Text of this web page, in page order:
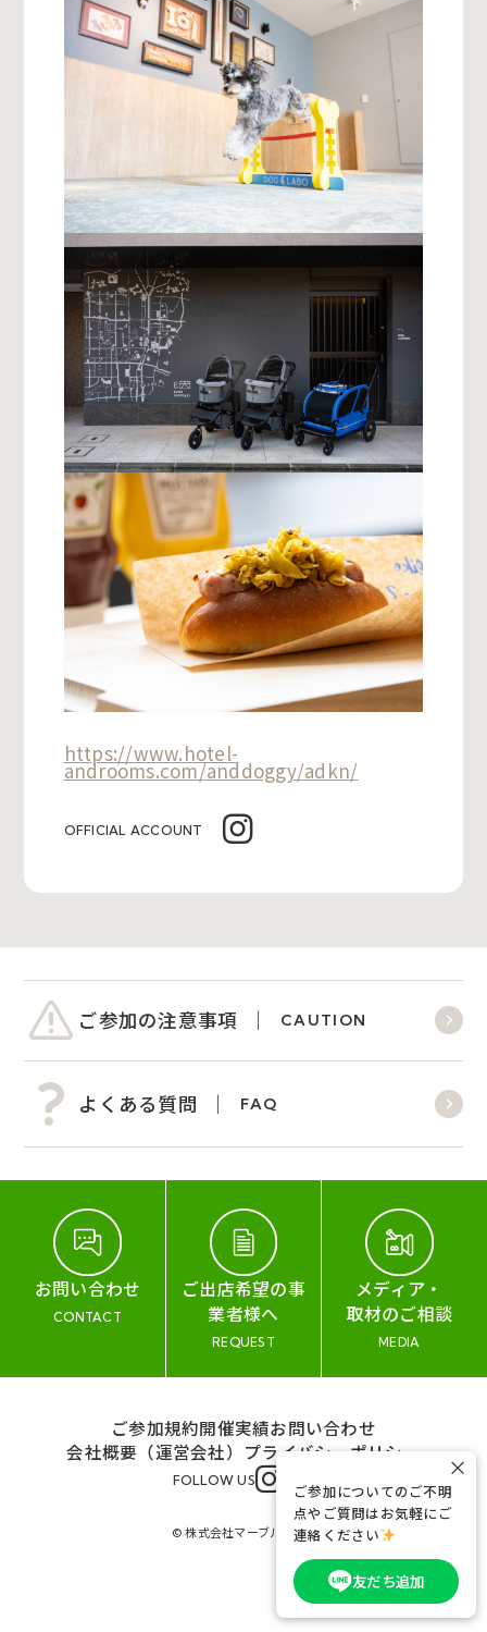
https://www.hotel-
androoms.com/anddoggy/adkn/
OFFICIAL ACCOUNT
ご参加の注意事項 CAUTION
よくある質問 FAQ
お問い合わせ
CONTACT
ご出店希望の事
業者様へ
REQUEST
メディア・
取材のご相談
MEDIA
ご参加規約開催実績お問い合わせ
会社概要（運営会社） プライバシーポリシー
FOLLOW US
© 株式会社マーブル&コー
ご参加についてのご不明
点やご質問はお気軽にご
連絡ください
友だち追加
×